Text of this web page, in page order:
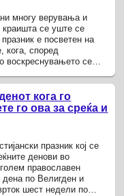
многу верувања и
краишта се уште се
е посветен на
кога, според
воскреснувањето се
кога го
го ова за среќа и
празник кој се
денови во
православен
дена по Велигден и
шест недели по